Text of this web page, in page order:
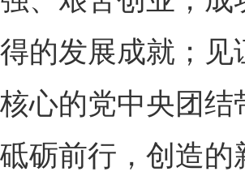
的发展成就；
心的党中央团
砺前行，创造的